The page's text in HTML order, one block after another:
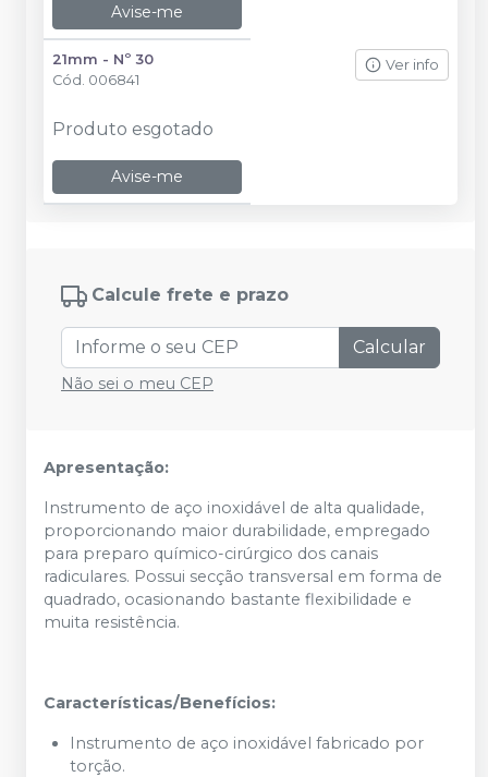
Avise-me
21mm - Nº 30
Cód. 006841
Ver info
Produto esgotado
Avise-me
Calcule frete e prazo
Calcular
Não sei o meu CEP
Apresentação:
Instrumento de aço inoxidável de alta qualidade,
proporcionando maior durabilidade, empregado
para preparo químico-cirúrgico dos canais
radiculares. Possui secção transversal em forma de
quadrado, ocasionando bastante flexibilidade e
muita resistência.
Características/Benefícios:
Instrumento de aço inoxidável fabricado por
torção.